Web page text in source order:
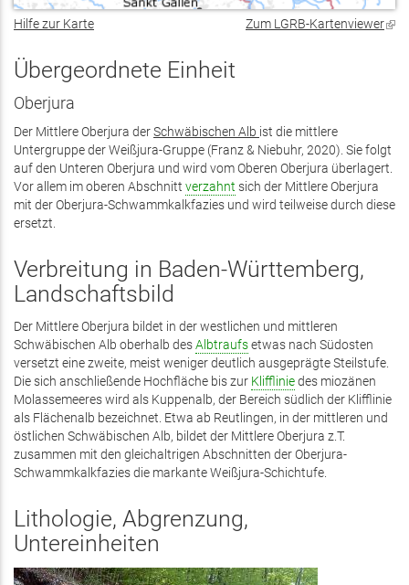
Hilfe zur Karte Zum LGRB-Kartenviewer
Übergeordnete Einheit
Oberjura
Der Mittlere Oberjura derSchwäbischen Alb ist die mittlere
Untergruppe der Weißjura-Gruppe (Franz & Niebuhr, 2020). Sie folgt
auf den Unteren Oberjura und wird vom Oberen Oberjura überlagert.
Vor allem im oberen Abschnitt verzahnt sich der Mittlere Oberjura
mit der Oberjura-Schwammkalkfazies und wird teilweise durch diese
ersetzt.
Verbreitung in Baden-Württemberg,
Landschaftsbild
Der Mittlere Oberjura bildet in der westlichen und mittleren
Schwäbischen Alb oberhalb desAlbtraufsetwas nach Südosten
versetzt eine zweite, meist weniger deutlich ausgeprägte Steilstufe.
Die sich anschließende Hochfläche bis zur Kliffliniedes miozänen
Molassemeeres wird als Kuppenalb, der Bereich südlich der Klifflinie
als Flächenalb bezeichnet. Etwa ab Reutlingen, in der mittleren und
östlichen Schwäbischen Alb, bildet der Mittlere Oberjura z.T.
zusammen mit den gleichaltrigen Abschnitten der Oberjura-
Schwammkalkfazies die markante Weißjura-Schichtufe.
Lithologie, Abgrenzung,
Untereinheiten